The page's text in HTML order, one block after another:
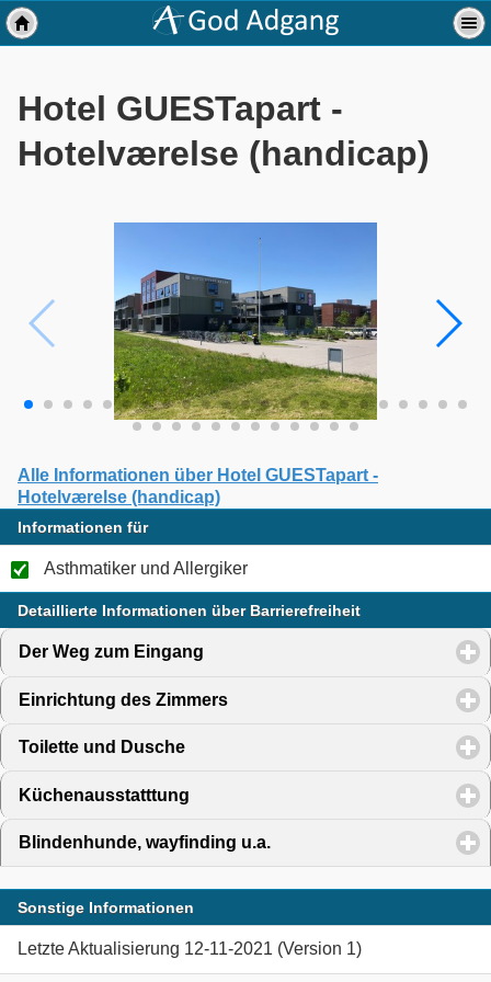
Hotel GUESTapart -
Hotelværelse (handicap)
Alle Informationen über Hotel GUESTapart -
Hotelværelse (handicap)
Informationen für
Asthmatiker und Allergiker
Detaillierte Informationen über Barrierefreiheit
Der Weg zum Eingang
Einrichtung des Zimmers
Toilette und Dusche
Küchenausstatttung
Blindenhunde, wayfinding u.a. click to expand contents
Sonstige Informationen
Letzte Aktualisierung 12-11-2021 (Version 1)